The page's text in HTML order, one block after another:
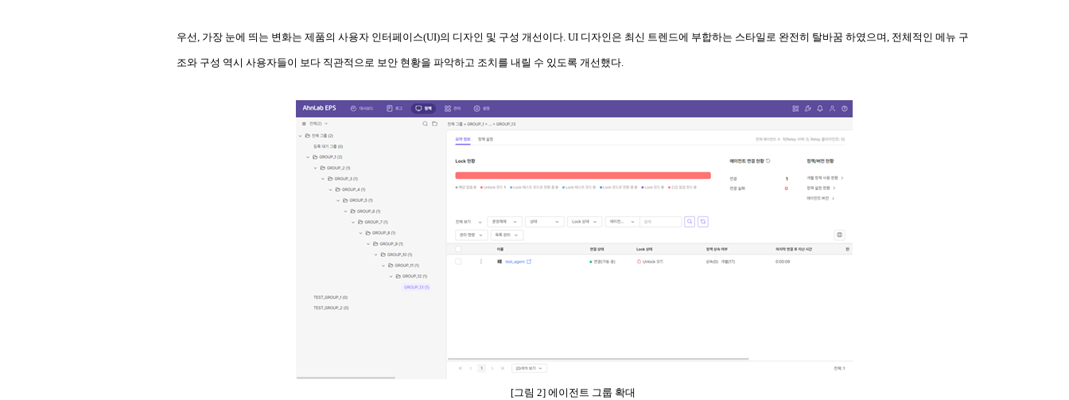
우선, 가장 눈에 띄는 변화는 제품의 사용자 인터페이스(UI)의 디자인 및 구성 개선이다. UI 디자인은 최신 트렌드에 부합하는 스타일로 완전히 탈바꿈 하였으며, 전체적인 메뉴 구
조와 구성 역시 사용자들이 보다 직관적으로 보안 현황을 파악하고 조치를 내릴 수 있도록 개선했다.
[그림 2] 에이전트 그룹 확대